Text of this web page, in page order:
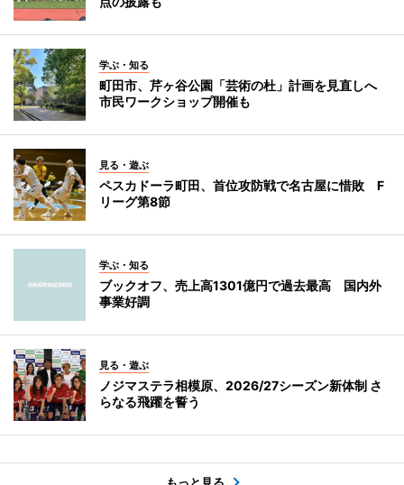
学ぶ・知る
町田市、芹ヶ谷公園「芸術の杜」計画を見直しへ
市民ワークショップ開催も
見る・遊ぶ
ペスカドーラ町田、首位攻防戦で名古屋に惜敗 F
リーグ第8節
学ぶ・知る
ブックオフ、売上高1301億円で過去最高 国内外
事業好調
見る・遊ぶ
ノジマステラ相模原、2026/27シーズン新体制 さ
らなる飛躍を誓う